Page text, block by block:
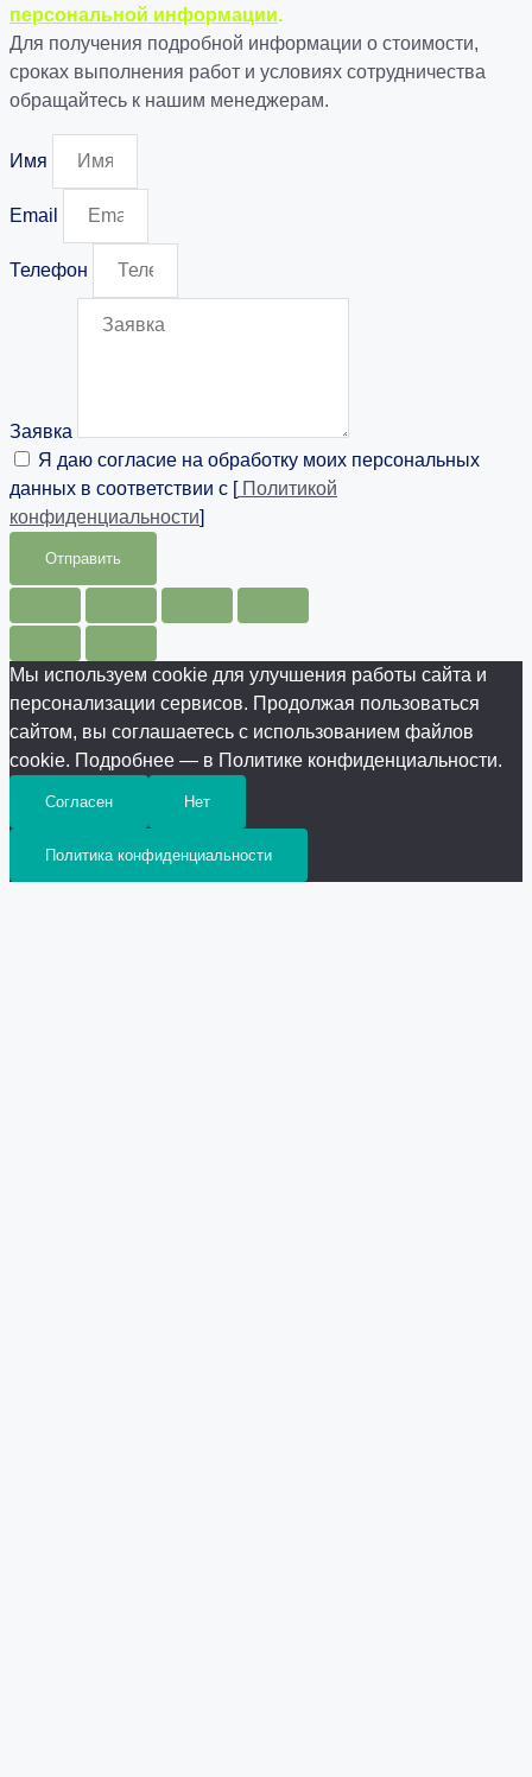
персональной информации.
Для получения подробной информации о стоимости,
сроках выполнения работ и условиях сотрудничества
обращайтесь к нашим менеджерам.
Имя
Email
Телефон
Заявка
Я даю согласие на обработку моих персональных
данных в соответствии с [Политикой
конфиденциальности]
Отправить
Мы используем cookie для улучшения работы сайта и
персонализации сервисов. Продолжая пользоваться
сайтом, вы соглашаетесь с использованием файлов
cookie. Подробнее — в Политике конфиденциальности.
Согласен Нет
Политика конфиденциальности